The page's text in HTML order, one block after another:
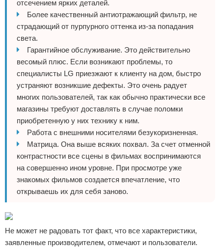
отсечением ярких деталей.
Более качественный антиотражающий фильтр, не
страдающий от пурпурного оттенка из-за попадания
света.
Гарантийное обслуживание. Это действительно
весомый плюс. Если возникают проблемы, то
специалисты LG приезжают к клиенту на дом, быстро
устраняют возникшие дефекты. Это очень радует
многих пользователей, так как обычно практически все
магазины требуют доставлять в случае поломки
приобретенную у них технику к ним.
Работа с внешними носителями безукоризненная.
Матрица. Она выше всяких похвал. За счет отменной
контрастности все сцены в фильмах воспринимаются
на совершенно ином уровне. При просмотре уже
знакомых фильмов создается впечатление, что
открываешь их для себя заново.
Не может не радовать тот факт, что все характеристики,
заявленные производителем, отмечают и пользователи.